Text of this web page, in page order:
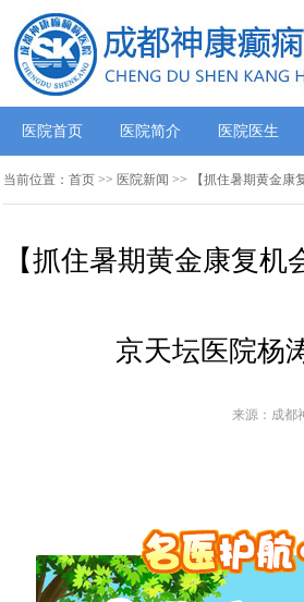
医院首页 医院简介 医院医生
当前位置： 首页 >> 医院新闻 >> 【抓住暑期黄金康
【抓住暑期黄金康复
京天坛医院杨
来源：成都